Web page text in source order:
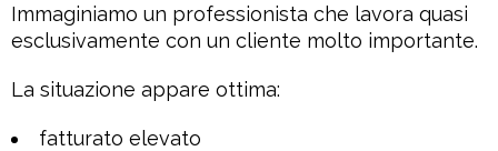
Immaginiamo un professionista che lavora quasi
esclusivamente con un cliente molto importante.
La situazione appare ottima:
fatturato elevato